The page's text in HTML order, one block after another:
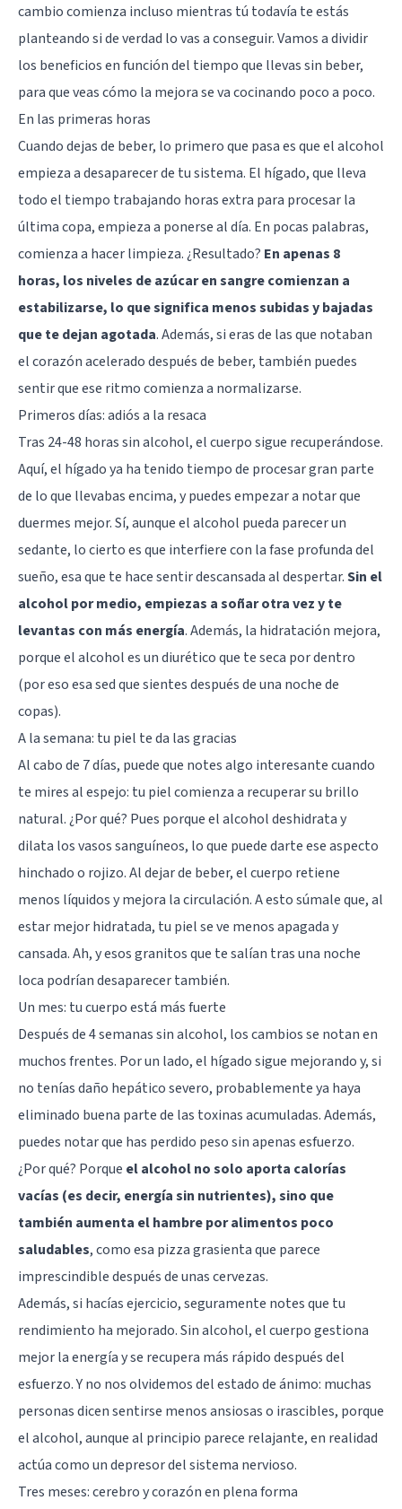
cambio comienza incluso mientras tú todavía te estás
planteando si de verdad lo vas a conseguir. Vamos a dividir
los beneficios en función del tiempo que llevas sin beber,
para que veas cómo la mejora se va cocinando poco a poco.
En las primeras horas
Cuando dejas de beber, lo primero que pasa es que el alcohol
empieza a desaparecer de tu sistema. El hígado, que lleva
todo el tiempo trabajando horas extra para procesar la
última copa, empieza a ponerse al día. En pocas palabras,
comienza a hacer limpieza. ¿Resultado? En apenas 8
horas, los niveles de azúcar en sangre comienzan a
estabilizarse, lo que significa menos subidas y bajadas
que te dejan agotada. Además, si eras de las que notaban
el corazón acelerado después de beber, también puedes
sentir que ese ritmo comienza a normalizarse.
Primeros días: adiós a la resaca
Tras 24-48 horas sin alcohol, el cuerpo sigue recuperándose.
Aquí, el hígado ya ha tenido tiempo de procesar gran parte
de lo que llevabas encima, y puedes empezar a notar que
duermes mejor. Sí, aunque el alcohol pueda parecer un
sedante, lo cierto es que interfiere con la fase profunda del
sueño, esa que te hace sentir descansada al despertar.Sin el
alcohol por medio, empiezas a soñar otra vez y te
levantas con más energía. Además, la hidratación mejora,
porque el alcohol es un diurético que te seca por dentro
(por eso esa sed que sientes después de una noche de
copas).
A la semana: tu piel te da las gracias
Al cabo de 7 días, puede que notes algo interesante cuando
te mires al espejo: tu piel comienza a recuperar su brillo
natural. ¿Por qué? Pues porque el alcohol deshidrata y
dilata los vasos sanguíneos, lo que puede darte ese aspecto
hinchado o rojizo. Al dejar de beber, el cuerpo retiene
menos líquidos y mejora la circulación. A esto súmale que, al
estar mejor hidratada, tu piel se ve menos apagada y
cansada. Ah, y esos granitos que te salían tras una noche
loca podrían desaparecer también.
Un mes: tu cuerpo está más fuerte
Después de 4 semanas sin alcohol, los cambios se notan en
muchos frentes. Por un lado, el hígado sigue mejorando y, si
no tenías daño hepático severo, probablemente ya haya
eliminado buena parte de las toxinas acumuladas. Además,
puedes notar que has perdido peso sin apenas esfuerzo.
¿Por qué? Porque el alcohol no solo aporta calorías
vacías (es decir, energía sin nutrientes), sino que
también aumenta el hambre por alimentos poco
saludables, como esa pizza grasienta que parece
imprescindible después de unas cervezas.
Además, si hacías ejercicio, seguramente notes que tu
rendimiento ha mejorado. Sin alcohol, el cuerpo gestiona
mejor la energía y se recupera más rápido después del
esfuerzo. Y no nos olvidemos del estado de ánimo: muchas
personas dicen sentirse menos ansiosas o irascibles, porque
el alcohol, aunque al principio parece relajante, en realidad
actúa como un depresor del sistema nervioso.
Tres meses: cerebro y corazón en plena forma